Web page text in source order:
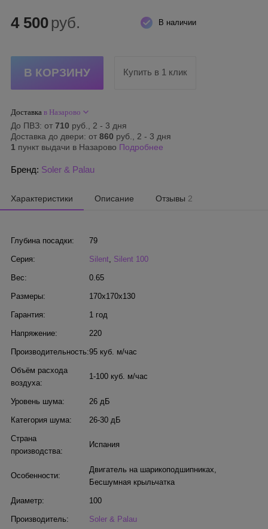
В наличии
4 500 руб.
Купить в 1 клик
Доставка в Назарово
До ПВЗ: от 710 руб., 2 - 3 дня
Доставка до двери: от 860 руб., 2 - 3 дня
1 пункт выдачи в Назарово Подробнее
Бренд: Soler & Palau
Характеристики Описание Отзывы 2
Глубина посадки: 79
Серия: Silent, Silent 100
Вес: 0.65
Размеры: 170x170x130
Гарантия: 1 год
Напряжение: 220
Производительность:95 куб. м/час
Объём расхода
воздуха:
1-100 куб. м/час
Уровень шума: 26 дБ
Категория шума: 26-30 дБ
Страна
производства:
Испания
Особенности:
Двигатель на шарикоподшипниках,
Бесшумная крыльчатка
Диаметр: 100
Производитель: Soler & Palau